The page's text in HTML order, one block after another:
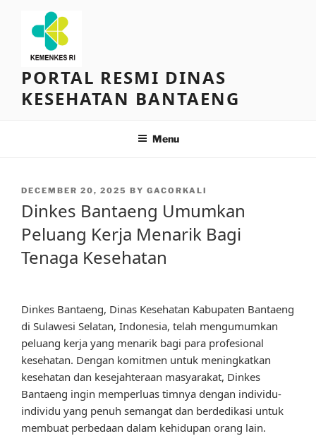
content
PORTAL RESMI DINAS
KESEHATAN BANTAENG
Menu
POSTED
DECEMBER 20, 2025 BY GACORKALI
Dinkes Bantaeng Umumkan
Peluang Kerja Menarik Bagi
Tenaga Kesehatan
Dinkes Bantaeng, Dinas Kesehatan Kabupaten Bantaeng
di Sulawesi Selatan, Indonesia, telah mengumumkan
peluang kerja yang menarik bagi para profesional
kesehatan. Dengan komitmen untuk meningkatkan
kesehatan dan kesejahteraan masyarakat, Dinkes
Bantaeng ingin memperluas timnya dengan individu-
individu yang penuh semangat dan berdedikasi untuk
membuat perbedaan dalam kehidupan orang lain.